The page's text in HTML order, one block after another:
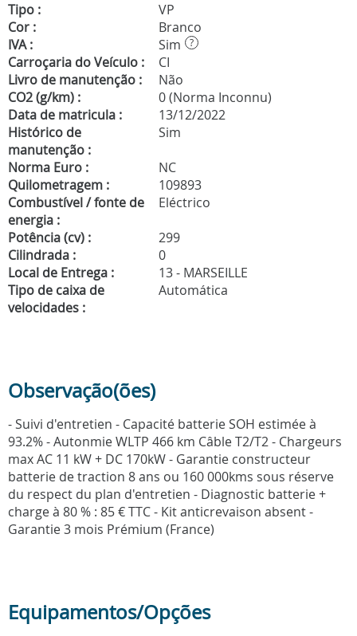
Tipo :
VP
Cor :
Branco
IVA :
Sim ?
Carroçaria do Veículo :
CI
Livro de manutenção :
Não
CO2 (g/km) :
0 (Norma Inconnu)
Data de matricula :
13/12/2022
Histórico de
manutenção :
Sim
Norma Euro :
NC
Quilometragem :
109893
Combustível / fonte de
energia :
Eléctrico
Potência (cv) :
299
Cilindrada :
0
Local de Entrega :
13 - MARSEILLE
Tipo de caixa de
velocidades :
Automática
Observação(ões)
- Suivi d'entretien - Capacité batterie SOH estimée à
93.2% - Autonmie WLTP 466 km Câble T2/T2 - Chargeurs
max AC 11 kW + DC 170kW - Garantie constructeur
batterie de traction 8 ans ou 160 000kms sous réserve
du respect du plan d'entretien - Diagnostic batterie +
charge à 80 % : 85 € TTC - Kit anticrevaison absent -
Garantie 3 mois Prémium (France)
Equipamentos/Opções